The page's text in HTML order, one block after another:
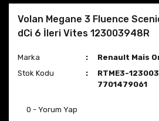
Volan Megane 3 Fluence
dCi 6 İleri Vites 123003948R
Marka
Renault Mais
Stok Kodu
RTME3-
7701479061
0 - Yorum Yap